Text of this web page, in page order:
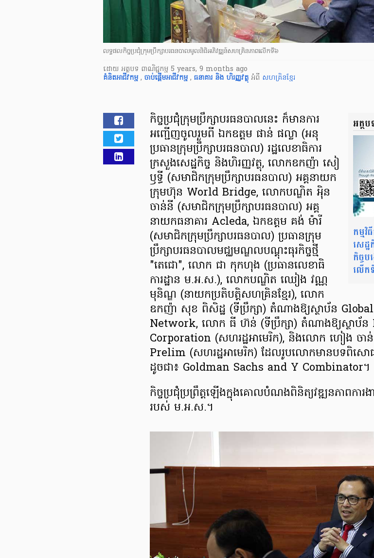
លទ្ធផល​កិច្ចប្រជុំ​ក្រុមប្រឹក្សា​បរធនបាល​មូលនិធិ​អភិវឌ្ឍន៍​សហគ្រិនភាព​លើក​ទី​៦
ដោយ អត្ថបទ ពាណិជ្ជកម្ម 5 years, 9 months ago
គំនិតអាជីវកម្ម, ចាប់ផ្តើម​អាជីវកម្ម, ធនាគារ និង ហិរញ្ញវត្ថុ អំពី សហគ្រិនខ្មែរ
អត្ថ
កម្ម
សេដ្
កិច្ច​
លើ
កិច្ច​ប្រជុំ​ក្រុមប្រឹក្សា​បរធនបាល​នេះ ក៏​មាន​ការ
អញ្ជើញ​ចូលរួម​ពី ឯកឧត្ដម ផាន់ ផល្លា (អនុ
ប្រធាន​ក្រុមប្រឹក្សា​បរធនបាល) រដ្ឋលេខាធិការ
ក្រសួង​សេដ្ឋកិច្ច និងហិរញ្ញវត្ថុ, លោក​ឧកញ៉ា សៀ
ឫទ្ធី (សមាជិក​ក្រុមប្រឹក្សា​បរធនបាល) អគ្គនាយក
ក្រុមហ៊ុន World Bridge, លោកបណ្ឌិត អុិន
ចាន់នី (សមាជិក​ក្រុមប្រឹក្សាបរធនបាល) អគ្គ
នាយកធនាគារ Acleda, ឯកឧត្ដម គង់ ម៉ារី
(សមាជិកក្រុមប្រឹក្សាបរធនបាល) ប្រធានក្រុម
ប្រឹក្សាបរធនបាល​មជ្ឈមណ្ឌល​បណ្តុះ​ធុរកិច្ចថ្មី
"តេជោ", លោក ជា កុកហុង (ប្រធាន​លេខាធិ
ការដ្ឋាន ម.អ.ស.), លោកបណ្ឌិត ឈៀង វណ្ណ
មុនិណ្ឌ (នាយកប្រតិបត្តិ​សហគ្រិនខ្មែរ), លោក
ឧកញ៉ា សុខ ពិសិដ្ឋ (ទីប្រឹក្សា) តំណាង​ឱ្យ​ស្ថាប័ន
Network, លោក ធី ហ៊ន់ (ទីប្រឹក្សា) តំណាងឱ្យស្ថាប័
Corporation (សហរដ្ឋអាមេរិក), និងលោក ហៀង ចាន់
Prelim (សហរដ្ឋអាមេរិក) ដែល​រូប​លោក​មាន​បទពិសោធន៍​ក
ដូចជា៖ Goldman Sachs and Y Combinator។
កិច្ចប្រជុំប្រព្រឹត្ត​ឡើង​ក្នុង​គោល​បំណង​ពិនិត្យ​វឌ្ឍនភាព​ការ
របស់ ម.អ.ស.។